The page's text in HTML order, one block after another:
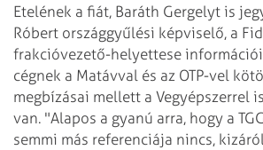
Etelének a fiát, Baráth Gergelyt is
Róbert országgyűlési képviselő, a
frakcióvezető-helyettese
cégnek a Matávval és az OTP-vel
megbízásai mellett a Vegyépszerrel
van. "Alapos a gyanú arra, hogy a
semmi más referenciája nincs,